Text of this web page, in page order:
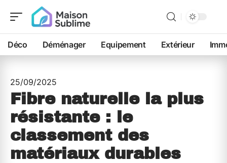
Déco Déménager Equipement Extérieur
25/09/2025
Fibre naturelle la plus
résistante : le
classement des
matériaux durables